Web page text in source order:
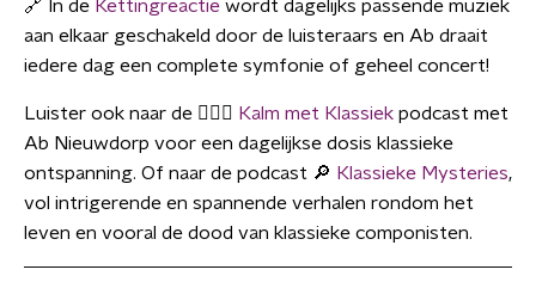
🔗 In de Kettingreactie wordt dagelijks passende muziek
aan elkaar geschakeld door de luisteraars en Ab draait
iedere dag een complete symfonie of geheel concert!
Luister ook naar de 🧘🏼‍♀️ Kalm met Klassiek podcast met
Ab Nieuwdorp voor een dagelijkse dosis klassieke
ontspanning. Of naar de podcast 🔎 Klassieke Mysteries,
vol intrigerende en spannende verhalen rondom het
leven en vooral de dood van klassieke componisten.